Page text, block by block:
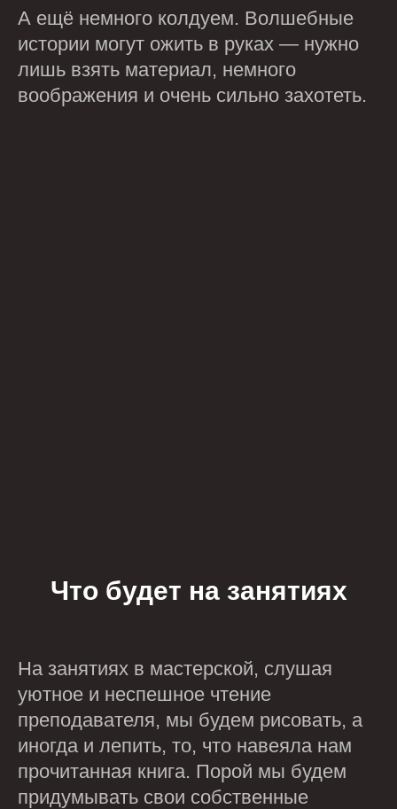
А ещё немного колдуем. Волшебные
истории могут ожить в руках — нужно
лишь взять материал, немного
воображения и очень сильно захотеть.
Что будет на занятиях
На занятиях в мастерской, слушая
уютное и неспешное чтение
преподавателя, мы будем рисовать, а
иногда и лепить, то, что навеяла нам
прочитанная книга. Порой мы будем
придумывать свои собственные